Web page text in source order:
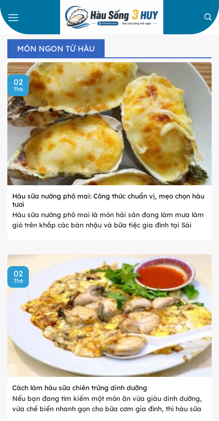
Bỏ
qua
nội
MÓN NGON TỪ HÀU
Hàu sữa nướng phô mai: Công thức chuẩn vị, mẹo chọn hàu
tươi
Hàu sữa nướng phô mai là món hải sản đang làm mưa làm
gió trên khắp các bàn nhậu và bữa tiệc gia đình tại Sài
02
Th6
Cách làm hàu sữa chiên trứng dinh dưỡng
Nếu bạn đang tìm kiếm một món ăn vừa giàu dinh dưỡng,
vừa chế biến nhanh gọn cho bữa cơm gia đình, thì hàu sữa
02
Th6